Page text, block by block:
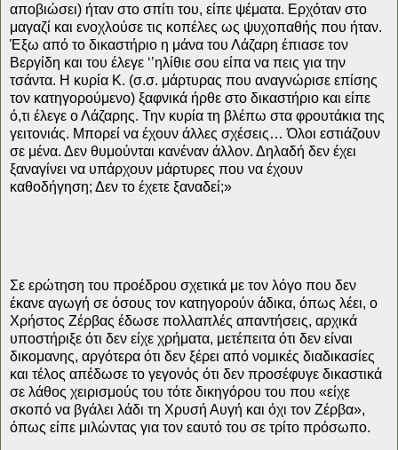
αποβιώσει) ήταν στο σπίτι του, είπε ψέματα. Ερχόταν στο
μαγαζί και ενοχλούσε τις κοπέλες ως ψυχοπαθής που ήταν.
Έξω από το δικαστήριο η μάνα του Λάζαρη έπιασε τον
Βεργίδη και του έλεγε ‘’ηλίθιε σου είπα να πεις για την
τσάντα. Η κυρία Κ. (σ.σ. μάρτυρας που αναγνώρισε επίσης
τον κατηγορούμενο) ξαφνικά ήρθε στο δικαστήριο και είπε
ό,τι έλεγε ο Λάζαρης. Την κυρία τη βλέπω στα φρουτάκια της
γειτονιάς. Μπορεί να έχουν άλλες σχέσεις… Όλοι εστιάζουν
σε μένα. Δεν θυμούνται κανέναν άλλον. Δηλαδή δεν έχει
ξαναγίνει να υπάρχουν μάρτυρες που να έχουν
καθοδήγηση; Δεν το έχετε ξαναδεί;»
Σε ερώτηση του προέδρου σχετικά με τον λόγο που δεν
έκανε αγωγή σε όσους τον κατηγορούν άδικα, όπως λέει, ο
Χρήστος Ζέρβας έδωσε πολλαπλές απαντήσεις, αρχικά
υποστήριξε ότι δεν είχε χρήματα, μετέπειτα ότι δεν είναι
δικομανης, αργότερα ότι δεν ξέρει από νομικές διαδικασίες
και τέλος απέδωσε το γεγονός ότι δεν προσέφυγε δικαστικά
σε λάθος χειρισμούς του τότε δικηγόρου του που «είχε
σκοπό να βγάλει λάδι τη Χρυσή Αυγή και όχι τον Ζέρβα»,
όπως είπε μιλώντας για τον εαυτό του σε τρίτο πρόσωπο.